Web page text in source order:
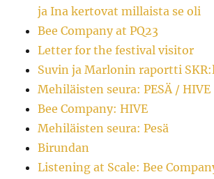
ja Ina kertovat millaista se oli
Bee Company at PQ23
Letter for the festival visitor
Suvin ja Marlonin raportti
Mehiläisten seura: PESÄ / HIVE
Bee Company: HIVE
Mehiläisten seura: Pesä
Birundan
Listening at Scale: Bee